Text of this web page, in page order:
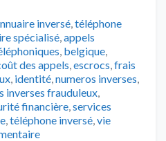
inversé,téléphone
spécialisé,appels
, belgique,
des appels,escrocs,frais
, identité,numeros inverses,
inverses frauduleux,
financière,services
,téléphone inversé,vie